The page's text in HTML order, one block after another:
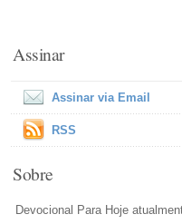
Assinar
Assinar via Email
RSS
Sobre
Devocional Para Hoje